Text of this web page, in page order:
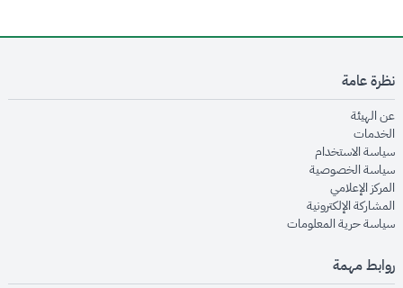
نظرة عامة
عن الهيئةopens in new window
الخدماتopens in new window
سياسة الاستخدام
سياسة الخصوصيةopens in new window
المركز الإعلاميopens in new window
المشاركة الإلكترونيةopens in new window
سياسة حرية المعلوماتopens in new window
روابط مهمة